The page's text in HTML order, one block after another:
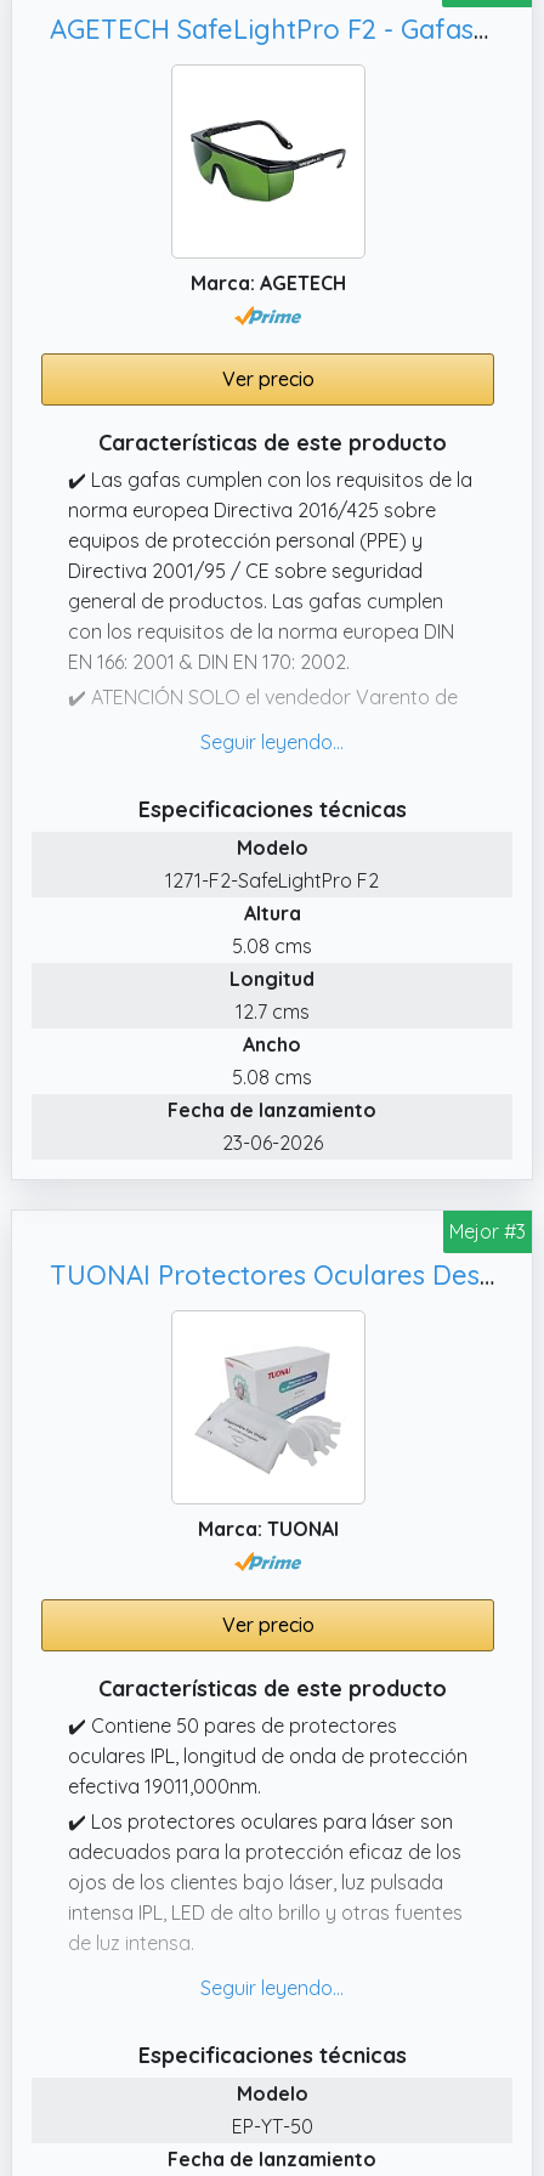
AGETECH SafeLightPro F2 - Gafas de protección para depilación HPL/IPL, Protección UV
Marca: AGETECH
Ver precio
Características de este producto
✔️ Las gafas cumplen con los requisitos de la
norma europea Directiva 2016/425 sobre
equipos de protección personal (PPE) y
Directiva 2001/95 / CE sobre seguridad
general de productos. Las gafas cumplen
con los requisitos de la norma europea DIN
EN 166: 2001 & DIN EN 170: 2002.
✔️ ATENCIÓN SOLO el vendedor Varento de
nuestras gafas originales SafeLightPro.
venden nuestras gafas.
✔️ Estas gafas fotoprotectoras ofrecen
protección adicional contra los rayos UV.
✔️ Probado y aprobado en Alemania por ECS
GmbH Servicio de certificación europeo para
protección ocular, protección láser y equipos
de protección personal. Las SafeLightPro F2
son tres niveles más claras que las
✔️ Las gafas protegen de lesiones en los ojos
y la cara provocadas por la acción
Especificaciones técnicas
Modelo
1271-F2-SafeLightPro F2
Altura
5.08 cms
Longitud
12.7 cms
Ancho
5.08 cms
Fecha de lanzamiento
23-06-2026
Mejor #3
TUONAI Protectores Oculares Desechables 50 Pares para IPL Depilación Campos de Belleza Cliente Protección Ocular 190-11000nm
Marca: TUONAI
Ver precio
Características de este producto
✔️ Contiene 50 pares de protectores
oculares IPL, longitud de onda de protección
efectiva 19011,000nm.
✔️ Los protectores oculares para láser son
adecuados para la protección eficaz de los
ojos de los clientes bajo láser, luz pulsada
intensa IPL, LED de alto brillo y otras fuentes
de luz intensa.
✔️ Nuestros protectores oculares están
pelar para una aplicación sin esfuerzo.
Presione suavemente el protector ocular
sobre la cara, asegurándose de que cubre
todo el ojo y el puente de la nariz.
Especificaciones técnicas
Modelo
EP-YT-50
Fecha de lanzamiento